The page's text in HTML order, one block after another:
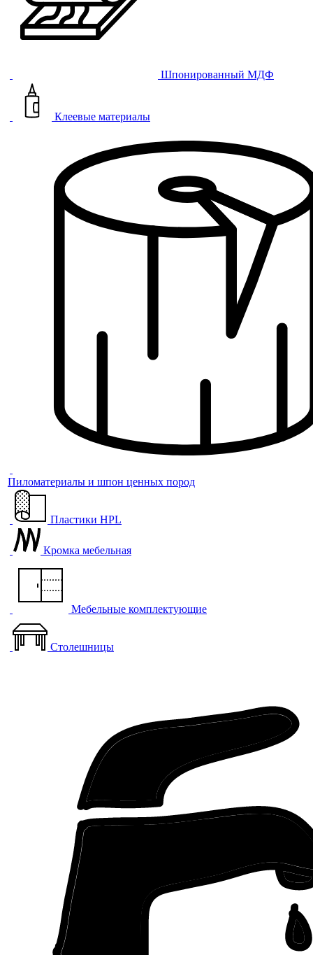
Шпонированный МДФ
Клеевые материалы
Пиломатериалы и шпон ценных пород
Пластики HPL
Кромка мебельная
Мебельные комплектующие
Столешницы